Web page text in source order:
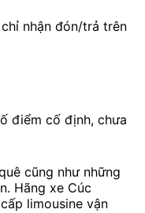
nhận đón/trả trên
điểm cố định, chưa
cũng như những
Hãng xe Cúc
limousine vận